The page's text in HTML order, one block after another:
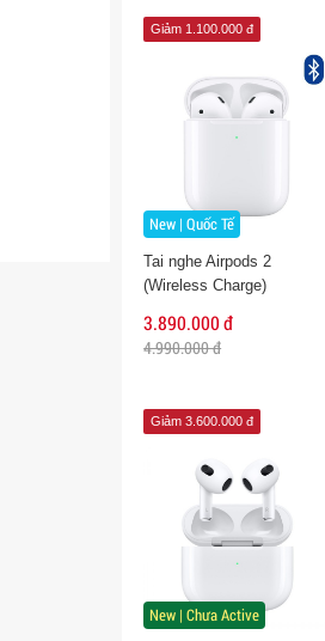
New | Quốc Tế
Giảm 1.100.000 đ
Tai nghe Airpods 2
(Wireless Charge)
3.890.000 đ
4.990.000 đ
New | Chưa Active
Giảm 3.600.000 đ